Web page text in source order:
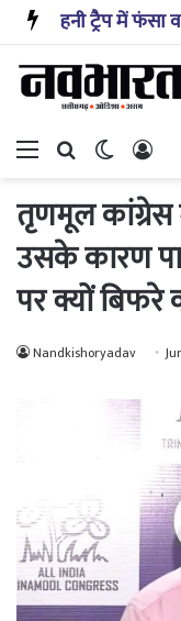
Menu Search forSwitch skin
तृणमूल कांग्रेस
उसके कारण
पर क्यों बिफरे
Nandkishoryadav